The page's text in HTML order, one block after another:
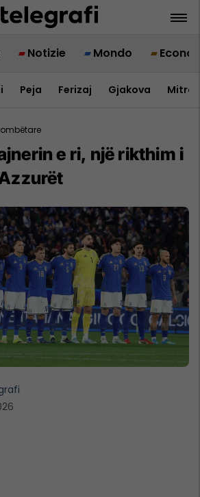
Notizie Mondo
Peja Ferizaj Gjakova
e ri, një rikthim i